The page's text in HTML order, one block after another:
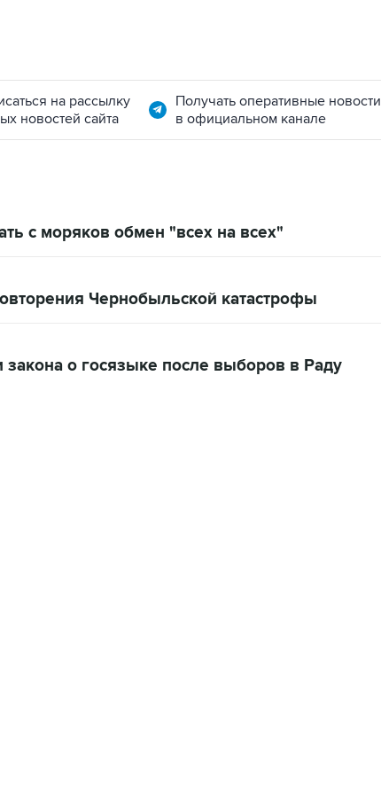
на рассылку
новостей сайта
Получать оперативные новости
в официальном канале
с моряков обмен "всех на всех"
Чернобыльской катастрофы
о госязыке после выборов в Раду